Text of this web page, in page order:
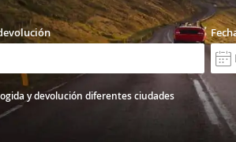
y devolución diferentes ciudades